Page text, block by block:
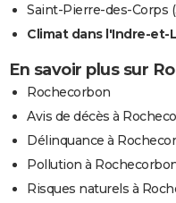
Saint-Pierre-des-Corps
Climat dans l'Indre-et-
En savoir plus sur
Rochecorbon
Avis de décès à
Délinquance à
Pollution à
Risques naturels à